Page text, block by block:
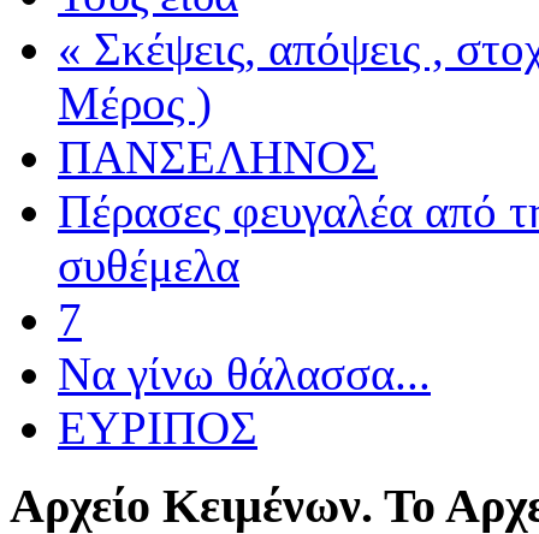
« Σκέψεις, απόψεις ,
Μέρος )
ΠΑΝΣΕΛΗΝΟΣ
Πέρασες φευγαλέα από
συθέμελα
7
Να γίνω θάλασσα...
ΕΥΡΙΠΟΣ
Αρχείο Κειμένων. Το